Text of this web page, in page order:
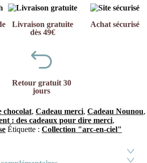
Livraison gratuite
dès 49€
Achat sécurisé
Retour gratuit 30
jours
chocolat, Cadeau merci, Cadeau Nounou,
: des cadeaux pour dire merci,
Étiquette : Collection "arc-en-ciel"